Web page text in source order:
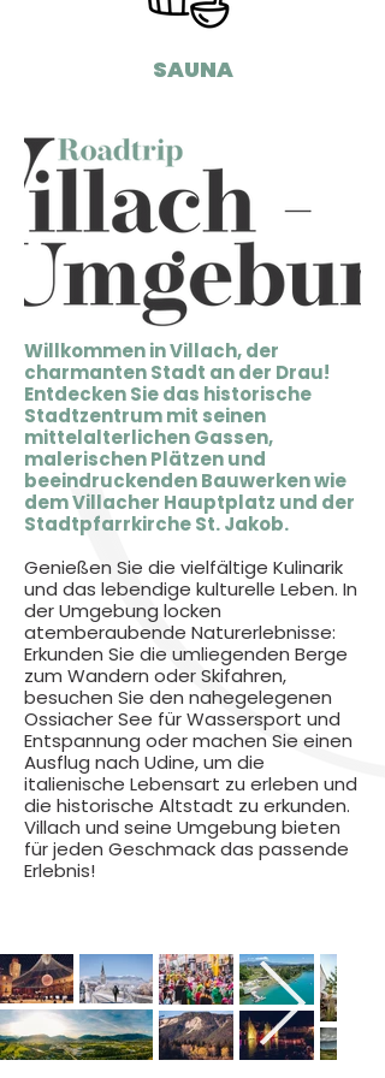
SAUNA
Willkommen in Villach, der
charmanten Stadt an der Drau!
Entdecken Sie das historische
Stadtzentrum mit seinen
mittelalterlichen Gassen,
malerischen Plätzen und
beeindruckenden Bauwerken wie
dem Villacher Hauptplatz und der
Stadtpfarrkirche St. Jakob.
Genießen Sie die vielfältige Kulinarik
und das lebendige kulturelle Leben. In
der Umgebung locken
atemberaubende Naturerlebnisse:
Erkunden Sie die umliegenden Berge
zum Wandern oder Skifahren,
besuchen Sie den nahegelegenen
Ossiacher See für Wassersport und
Entspannung oder machen Sie einen
Ausflug nach Udine, um die
italienische Lebensart zu erleben und
die historische Altstadt zu erkunden.
Villach und seine Umgebung bieten
für jeden Geschmack das passende
Erlebnis!